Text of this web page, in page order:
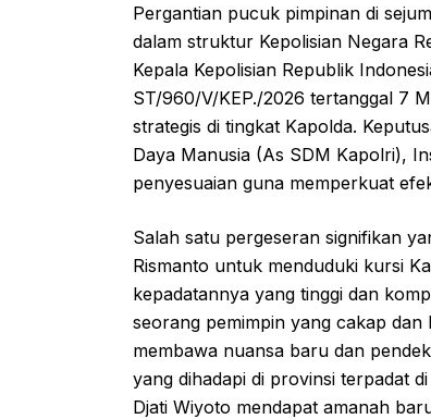
Pergantian pucuk pimpinan di
dalam struktur Kepolisian Negara
Kepala Kepolisian Republik
ST/960/V/KEP./2026 tertanggal 7
strategis di tingkat Kapolda.
Daya Manusia (As SDM Kapolri),
penyesuaian guna memperkuat
Salah satu pergeseran signifikan
Rismanto untuk menduduki kursi
kepadatannya yang tinggi dan
seorang pemimpin yang cakap
membawa nuansa baru dan
yang dihadapi di provinsi terpadat
Djati Wiyoto mendapat amanah